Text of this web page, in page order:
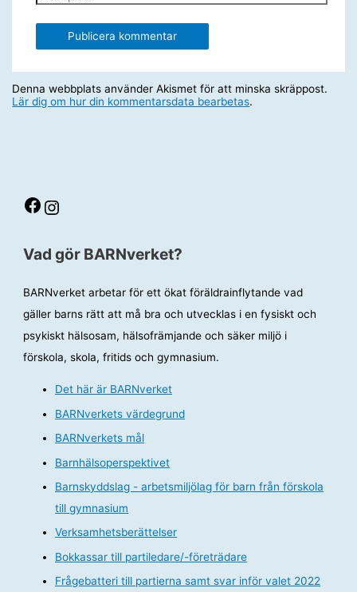
Denna webbplats använder Akismet för att minska skräppost.
Lär dig om hur din kommentarsdata bearbetas.
Facebook Instagram
Vad gör BARNverket?
BARNverket arbetar för ett ökat föräldrainflytande vad
gäller barns rätt att må bra och utvecklas i en fysiskt och
psykiskt hälsosam, hälsofrämjande och säker miljö i
förskola, skola, fritids och gymnasium.
Det här är BARNverket
BARNverkets värdegrund
BARNverkets mål
Barnhälsoperspektivet
Barnskyddslag - arbetsmiljölag för barn från förskola
till gymnasium
Verksamhetsberättelser
Bokkassar till partiledare/-företrädare
Frågebatteri till partierna samt svar inför valet 2022